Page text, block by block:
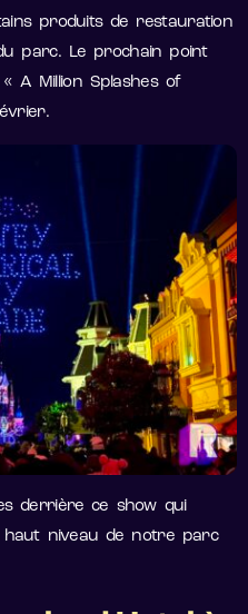
produits de restauration
parc. Le prochain point
A Million Splashes of
derrière ce show qui
haut niveau de notre parc